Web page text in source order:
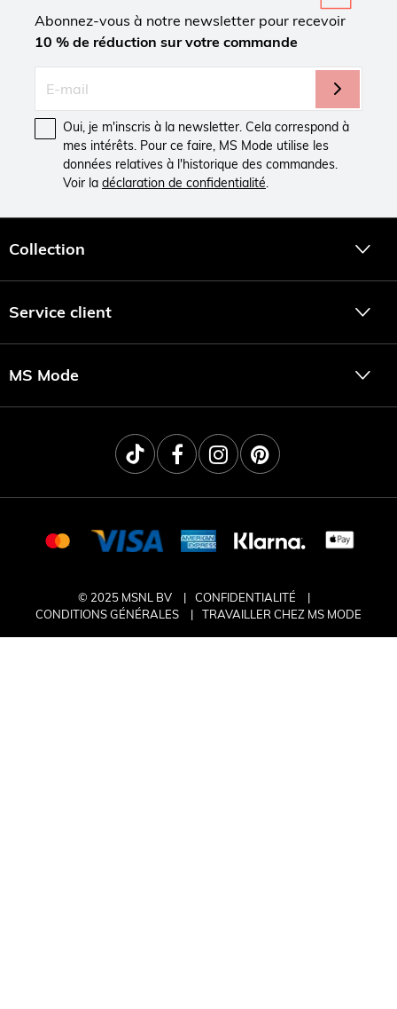
Abonnez-vous à notre newsletter pour recevoir
10 % de réduction sur votre commande
Oui, je m'inscris à la newsletter. Cela correspond à
mes intérêts. Pour ce faire, MS Mode utilise les
données relatives à l'historique des commandes.
Voir la déclaration de confidentialité.
Collection
Service client
MS Mode
© 2025 MSNL BV
CONFIDENTIALITÉ
CONDITIONS GÉNÉRALES
TRAVAILLER CHEZ MS MODE